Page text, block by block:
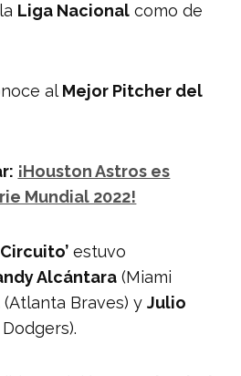
Liga Nacional como de
al Mejor Pitcher del
¡Houston Astros es
Mundial 2022!
estuvo
Alcántara (Miami
(Atlanta Braves) yJulio